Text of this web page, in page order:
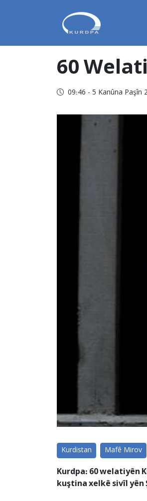
60
09:46 - 5 Kanûna Paşîn
Kurdistan Mafê Mirov
Kurdpa: 60 welatiyên
kuştina xelkê sivîl